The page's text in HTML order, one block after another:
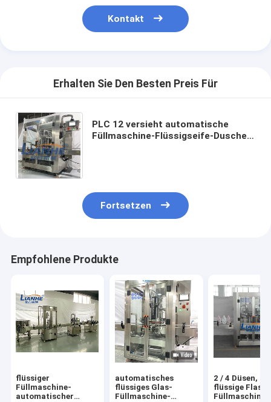
Kontakt
Erhalten Sie Den Besten Preis Für
PLC 12 versieht automatische
Füllmaschine-Flüssigseife-Dusche
Fortsetzen
Empfohlene Produkte
flüssiger
Füllmaschine-
automatischer
automatisches
flüssiges Glas-
Füllmaschine-
2 / 4 Düsen,
flüssige
Füllmaschine-